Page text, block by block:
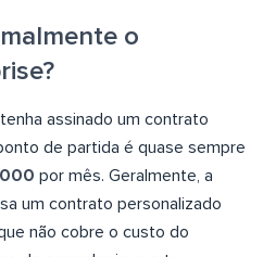
o
assinado um contrato
de partida é quase sempre
por mês. Geralmente, a
um contrato personalizado
não cobre o custo do